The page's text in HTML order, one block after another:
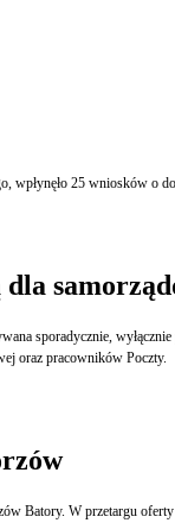
25 wniosków
dla
sporadycznie,
oraz pracowników Poczty.
Batory. W przetargu